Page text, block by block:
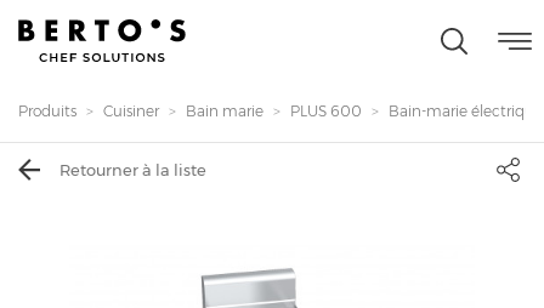
Produits Cuisiner Bain marie PLUS 600 Bain-marie électrique
Retourner à la liste